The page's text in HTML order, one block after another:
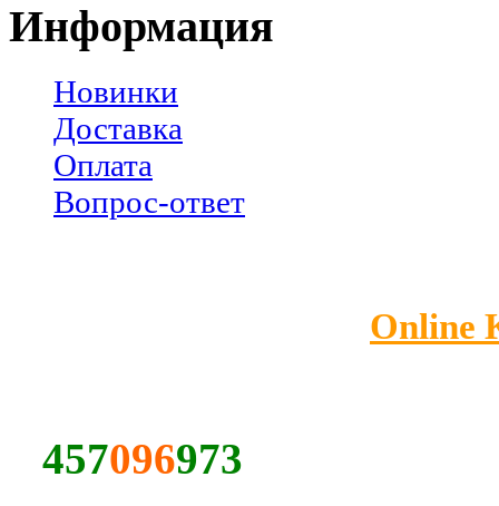
Информация
Новинки
Доставка
Оплата
Вопрос-ответ
Online
457096973